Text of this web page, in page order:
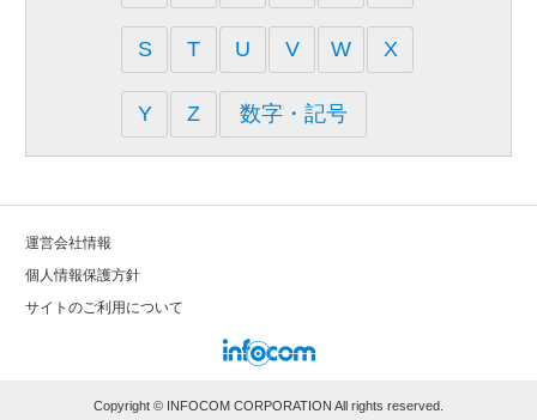
S T U V W X
Y Z 数字・記号
運営会社情報
個⼈情報保護⽅針
サイトのご利⽤について
Copyright © INFOCOM CORPORATION All rights reserved.